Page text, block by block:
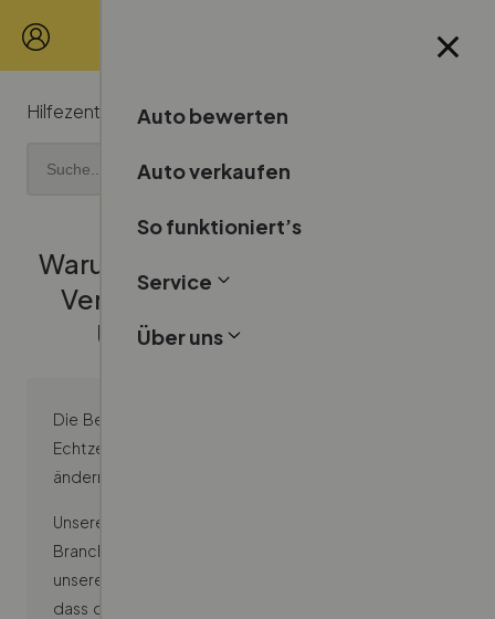
Auto bewerten
Auto verkaufen
So funktioniert’s
Service
Über uns
Hilfezentrum Bewertung
Warum hat sich mein geschätzter
Verkaufspreis seit der letzten
Überprüfung geändert?
Die Bewertungen auf unserer Website werden in
Echtzeit berechnet und können sich daher täglich
ändern.
Unsere Verkaufspreisschätzungen basieren auf
Branchenrichtwerten, aktuellen Marktdaten und
unseren eigenen Verkaufszahlen – das bedeutet,
dass dein Preis steigen oder fallen kann, abhängig